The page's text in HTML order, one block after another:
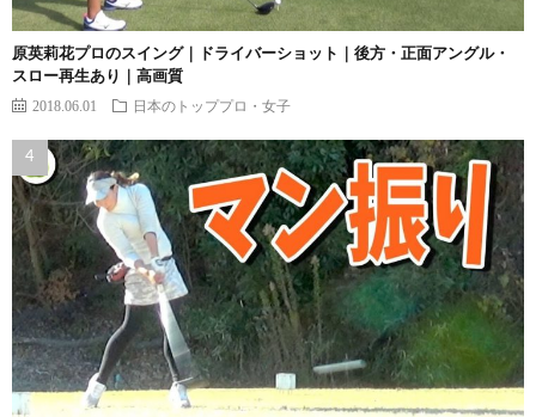
原英莉花プロのスイング｜ドライバーショット｜後方・正面アングル・
スロー再生あり｜高画質
2018.06.01 日本のトッププロ・女子